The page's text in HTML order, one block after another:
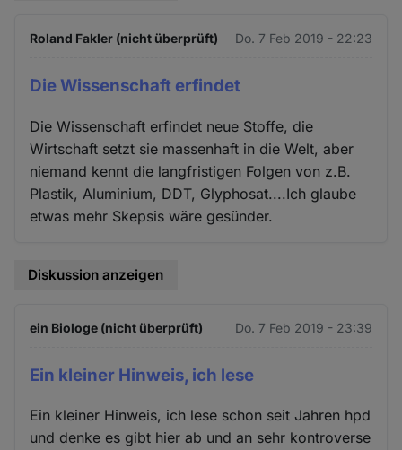
Roland Fakler (nicht überprüft) Do. 7 Feb 2019 - 22:23
Die Wissenschaft erfindet
Die Wissenschaft erfindet neue Stoffe, die
Wirtschaft setzt sie massenhaft in die Welt, aber
niemand kennt die langfristigen Folgen von z.B.
Plastik, Aluminium, DDT, Glyphosat....Ich glaube
etwas mehr Skepsis wäre gesünder.
Diskussion anzeigen
ein Biologe (nicht überprüft) Do. 7 Feb 2019 - 23:39
Ein kleiner Hinweis, ich lese
Ein kleiner Hinweis, ich lese schon seit Jahren hpd
und denke es gibt hier ab und an sehr kontroverse